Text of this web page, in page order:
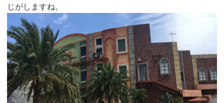
じがしますね。